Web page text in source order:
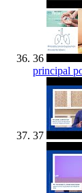
36
principal
37